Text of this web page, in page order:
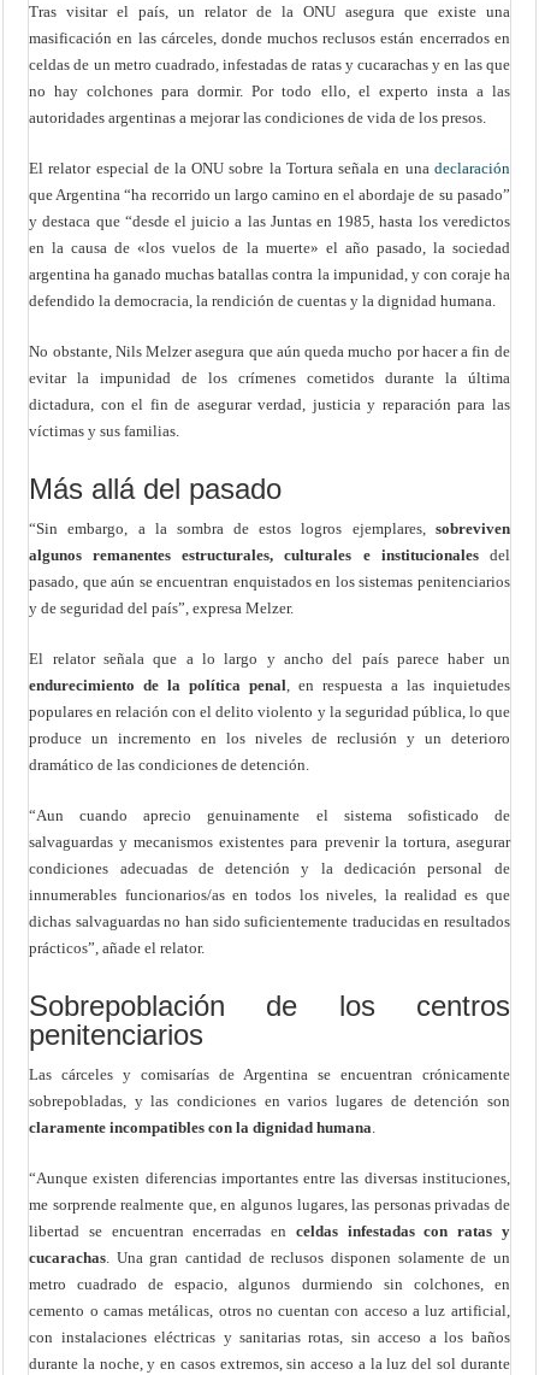
Tras visitar el país, un relator de la ONU asegura que existe una
masificación en las cárceles, donde muchos reclusos están encerrados en
celdas de un metro cuadrado, infestadas de ratas y cucarachas y en las que
no hay colchones para dormir. Por todo ello, el experto insta a las
autoridades argentinas a mejorar las condiciones de vida de los presos.
El relator especial de la ONU sobre la Tortura señala en una declaración
que Argentina “ha recorrido un largo camino en el abordaje de su pasado”
y destaca que “desde el juicio a las Juntas en 1985, hasta los veredictos
en la causa de «los vuelos de la muerte» el año pasado, la sociedad
argentina ha ganado muchas batallas contra la impunidad, y con coraje ha
defendido la democracia, la rendición de cuentas y la dignidad humana.
No obstante, Nils Melzer asegura que aún queda mucho por hacer a fin de
evitar la impunidad de los crímenes cometidos durante la última
dictadura, con el fin de asegurar verdad, justicia y reparación para las
víctimas y sus familias.
Más allá del pasado
“Sin embargo, a la sombra de estos logros ejemplares, sobreviven
algunos remanentes estructurales, culturales e institucionales del
pasado, que aún se encuentran enquistados en los sistemas penitenciarios
y de seguridad del país”, expresa Melzer.
El relator señala que a lo largo y ancho del país parece haber un
endurecimiento de la política penal , en respuesta a las inquietudes
populares en relación con el delito violento y la seguridad pública, lo que
produce un incremento en los niveles de reclusión y un deterioro
dramático de las condiciones de detención.
“Aun cuando aprecio genuinamente el sistema sofisticado de
salvaguardas y mecanismos existentes para prevenir la tortura, asegurar
condiciones adecuadas de detención y la dedicación personal de
innumerables funcionarios/as en todos los niveles, la realidad es que
dichas salvaguardas no han sido suficientemente traducidas en resultados
prácticos”, añade el relator.
Sobrepoblación de los centros
penitenciarios
Las cárceles y comisarías de Argentina se encuentran crónicamente
sobrepobladas, y las condiciones en varios lugares de detención son
claramente incompatibles con la dignidad humana
“Aunque existen diferencias importantes entre las diversas instituciones,
me sorprende realmente que, en algunos lugares, las personas privadas de
libertad se encuentran encerradas en celdas infestadas con ratas y
cucarachas . Una gran cantidad de reclusos disponen solamente de un
metro cuadrado de espacio, algunos durmiendo sin colchones, en
cemento o camas metálicas, otros no cuentan con acceso a luz artificial,
con instalaciones eléctricas y sanitarias rotas, sin acceso a los baños
durante la noche, y en casos extremos, sin acceso a la luz del sol durante